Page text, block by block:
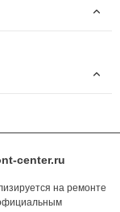
center.ru
на ремонте